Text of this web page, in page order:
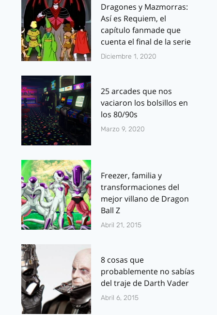
Dragones y Mazmorras:
Así es Requiem, el
capítulo fanmade que
cuenta el final de la serie
Diciembre 1, 2020
25 arcades que nos
vaciaron los bolsillos en
los 80/90s
Marzo 9, 2020
Freezer, familia y
transformaciones del
mejor villano de Dragon
Ball Z
Abril 21, 2015
8 cosas que
probablemente no sabías
del traje de Darth Vader
Abril 6, 2015